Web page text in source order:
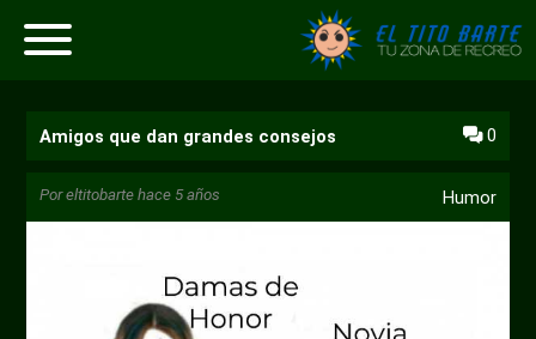
Amigos que dan grandes consejos 0
Poreltitobarte hace 5 años Humor